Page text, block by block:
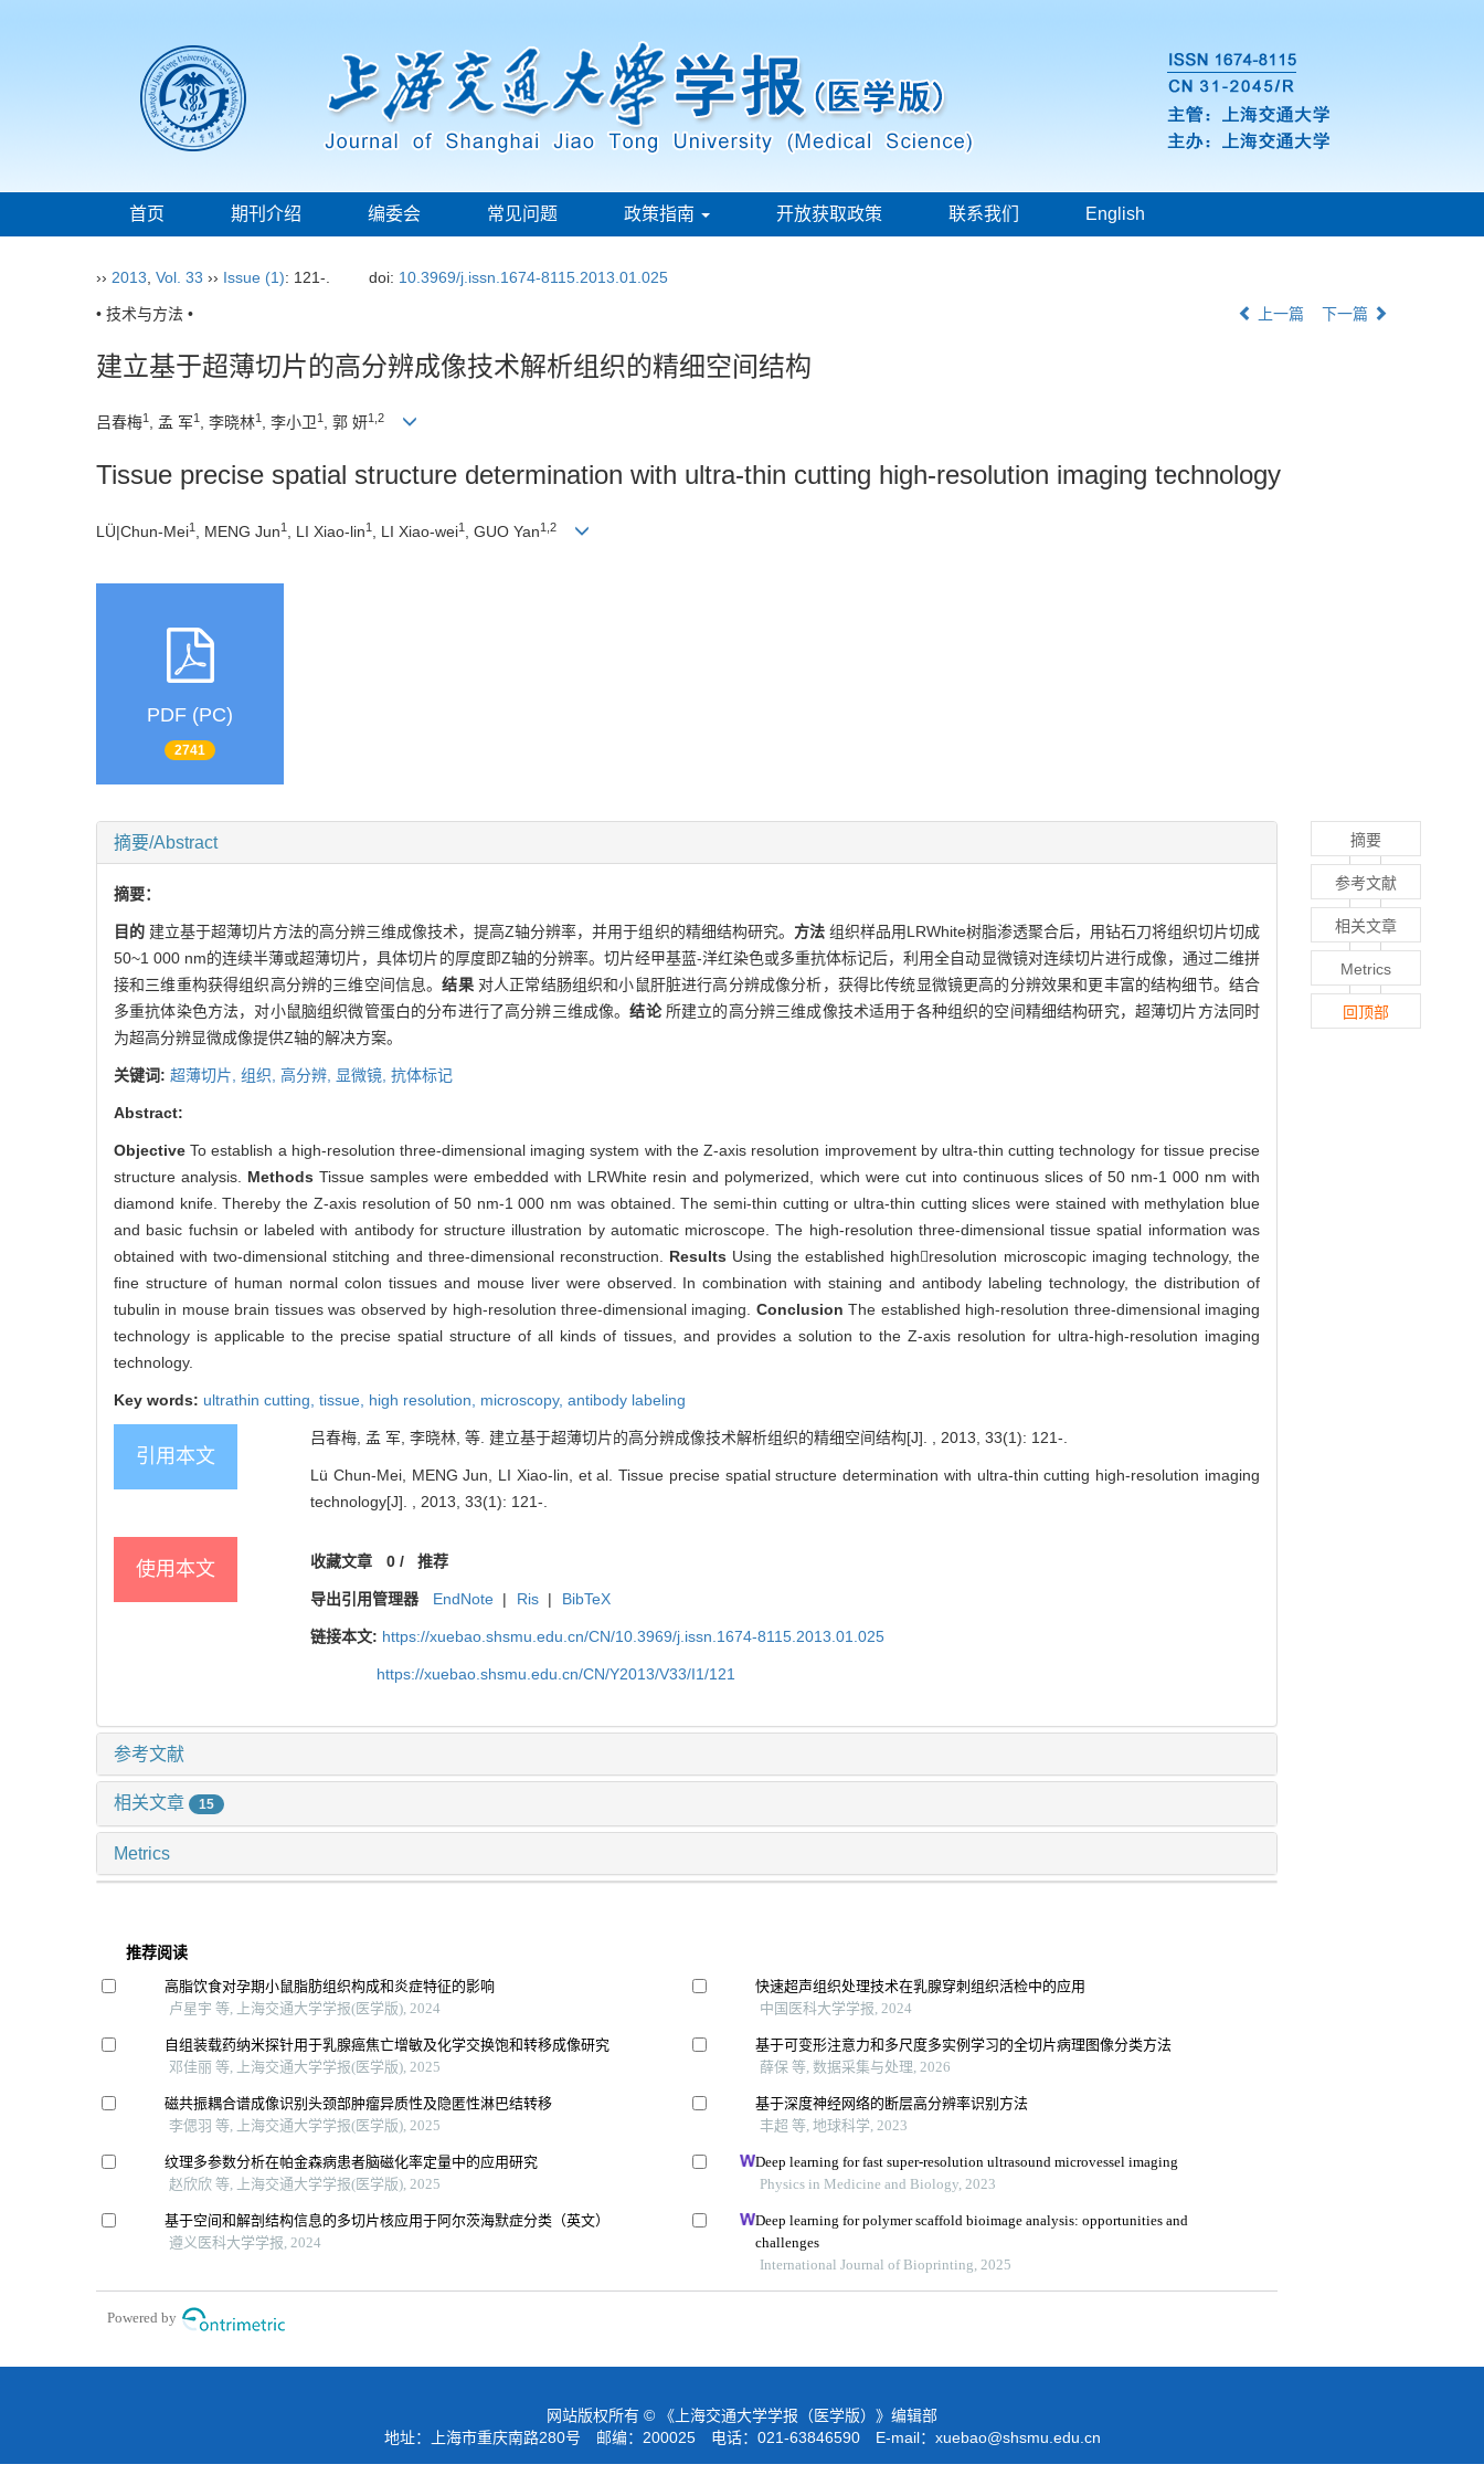
首页 期刊介绍 编委会 常见问题 政策指南 开放获取政策 联系我们 English
›› 2013 Vol. 33 ›› Issue (1): 121-. doi: 10.3969/j.issn.1674-8115.2013.01.025
• 技术与方法 • 上一篇 下一篇
建立基于超薄切片的高分辨成像技术解析组织的精细空间结构
吕春梅1 , 孟 军1 , 李晓林1 , 李小卫1 , 郭 妍1,2
Tissue precise spatial structure determination with ultra-thin cutting high-resolution imaging technology
LÜ|Chun-Mei1 , MENG Jun1 , LI Xiao-lin1 , LI Xiao-wei1 , GUO Yan1,2
PDF (PC)
2741
摘要/Abstract
摘要：
目的 建立基于超薄切片方法的高分辨三维成像技术，提高Z轴分辨率，并用于组织的精细结构研究。 方法 组织样品用LRWhite树脂渗透聚合后，用钻石刀将组织切片切成
50~1 000 nm的连续半薄或超薄切片，具体切片的厚度即Z轴的分辨率。切片经甲基蓝-洋红染色或多重抗体标记后，利用全自动显微镜对连续切片进行成像，通过二维拼
接和三维重构获得组织高分辨的三维空间信息。结果 对人正常结肠组织和小鼠肝脏进行高分辨成像分析，获得比传统显微镜更高的分辨效果和更丰富的结构细节。结合
多重抗体染色方法，对小鼠脑组织微管蛋白的分布进行了高分辨三维成像。结论 所建立的高分辨三维成像技术适用于各种组织的空间精细结构研究，超薄切片方法同时
为超高分辨显微成像提供Z轴的解决方案。
关键词: 超薄切片, 组织, 高分辨, 显微镜, 抗体标记
Abstract:
ObjectiveTo establish a high-resolution three-dimensional imaging system with the Z-axis resolution improvement by ultra-thin cutting technology for tissue precise
structure analysis. MethodsTissue samples were embedded with LRWhite resin and polymerized, which were cut into continuous slices of 50 nm-1 000 nm with
diamond knife. Thereby the Z-axis resolution of 50 nm-1 000 nm was obtained. The semi-thin cutting or ultra-thin cutting slices were stained with methylation blue
and basic fuchsin or labeled with antibody for structure illustration by automatic microscope. The high-resolution three-dimensional tissue spatial information was
obtained with two-dimensional stitching and three-dimensional reconstruction. Results Using the established highresolution microscopic imaging technology, the
fine structure of human normal colon tissues and mouse liver were observed. In combination with staining and antibody labeling technology, the distribution of
tubulin in mouse brain tissues was observed by high-resolution three-dimensional imaging. ConclusionThe established high-resolution three-dimensional imaging
technology is applicable to the precise spatial structure of all kinds of tissues, and provides a solution to the Z-axis resolution for ultra-high-resolution imaging
technology.
Key words: ultrathin cutting, tissue, high resolution, microscopy, antibody labeling
引用本文
吕春梅, 孟 军, 李晓林, 等. 建立基于超薄切片的高分辨成像技术解析组织的精细空间结构[J]. , 2013, 33(1): 121-.
Lü Chun-Mei, MENG Jun, LI Xiao-lin, et al. Tissue precise spatial structure determination with ultra-thin cutting high-resolution imaging
technology[J]. , 2013, 33(1): 121-.
使用本文 收藏文章 0/ 推荐
导出引用管理器 EndNote | Ris | BibTeX
链接本文: https://xuebao.shsmu.edu.cn/CN/10.3969/j.issn.1674-8115.2013.01.025
https://xuebao.shsmu.edu.cn/CN/Y2013/V33/I1/121
参考文献
相关文章 15
Metrics
推荐阅读
高脂饮食对孕期小鼠脂肪组织构成和炎症特征的影响
卢星宇 等, 上海交通大学学报(医学版), 2024
自组装载药纳米探针用于乳腺癌焦亡增敏及化学交换饱和转移成像研究
邓佳丽 等, 上海交通大学学报(医学版), 2025
磁共振耦合谱成像识别头颈部肿瘤异质性及隐匿性淋巴结转移
李偲羽 等, 上海交通大学学报(医学版), 2025
纹理多参数分析在帕金森病患者脑磁化率定量中的应用研究
赵欣欣 等, 上海交通大学学报(医学版), 2025
基于空间和解剖结构信息的多切片核应用于阿尔茨海默症分类（英文）
遵义医科大学学报, 2024
快速超声组织处理技术在乳腺穿刺组织活检中的应用
中国医科大学学报, 2024
基于可变形注意力和多尺度多实例学习的全切片病理图像分类方法
薛保 等, 数据采集与处理, 2026
基于深度神经网络的断层高分辨率识别方法
丰超 等, 地球科学, 2023
Deep learning for fast super-resolution ultrasound microvessel imaging
Physics in Medicine and Biology, 2023
Deep learning for polymer scaffold bioimage analysis: opportunities and
challenges
International Journal of Bioprinting, 2025
Powered by
摘要
参考文献
相关文章
Metrics
回顶部
网站版权所有 © 《上海交通大学学报（医学版）》编辑部
地址：上海市重庆南路280号 邮编：200025 电话：021-63846590 E-mail： xuebao@shsmu.edu.cn